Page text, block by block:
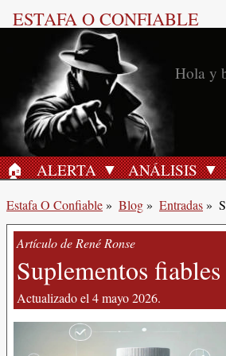
ESTAFA O CONFIABLE
Hola y
INICIO
🏠︎ ALERTA ANÁLISIS
Estafa O Confiable» Blog» Entradas»
Artículo de René Ronse
Suplementos
Actualizado el 4 mayo 2026.